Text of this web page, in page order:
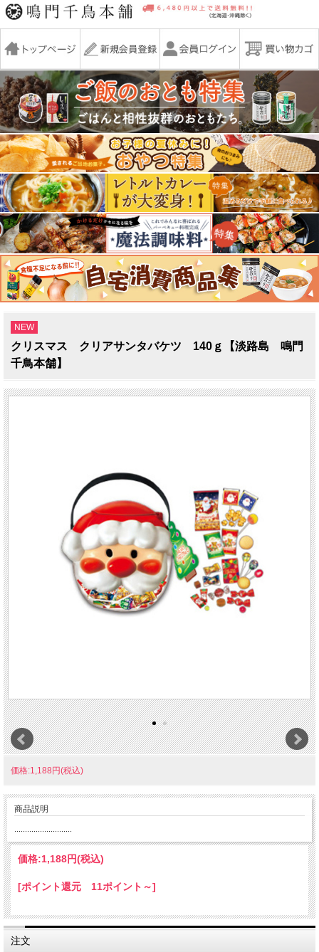
NEW
クリスマス クリアサンタバケツ 140ｇ【淡路島 鳴門
千鳥本舗】
価格:1,188円(税込)
商品説明
価格:1,188円(税込)
[ポイント還元 11ポイント～]
注文